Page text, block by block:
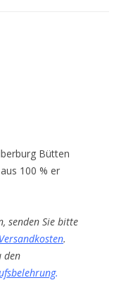
Bütten
100 % er
senden Sie bitte
Versandkosten.
den
.